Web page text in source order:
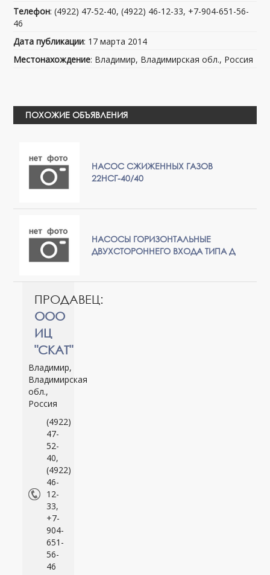
Телефон: (4922) 47-52-40, (4922) 46-12-33, +7-904-651-56-
46
Дата публикации: 17 марта 2014
Местонахождение: Владимир, Владимирская обл., Россия
ПОХОЖИЕ ОБЪЯВЛЕНИЯ
НАСОС СЖИЖЕННЫХ ГАЗОВ
22НСГ-40/40
НАСОСЫ ГОРИЗОНТАЛЬНЫЕ
ДВУХСТОРОННЕГО ВХОДА ТИПА Д
ПРОДАВЕЦ:
ООО
ИЦ
"СКАТ"
Владимир,
Владимирская
обл.,
Россия
(4922)
47-
52-
40,
(4922)
46-
12-
33,
+7-
904-
651-
56-
46